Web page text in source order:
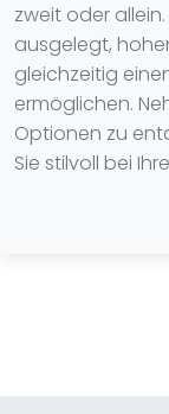
zweit oder
ausgelegt,
gleichzeitig
ermöglichen.
Optionen zu
Sie stilvoll bei